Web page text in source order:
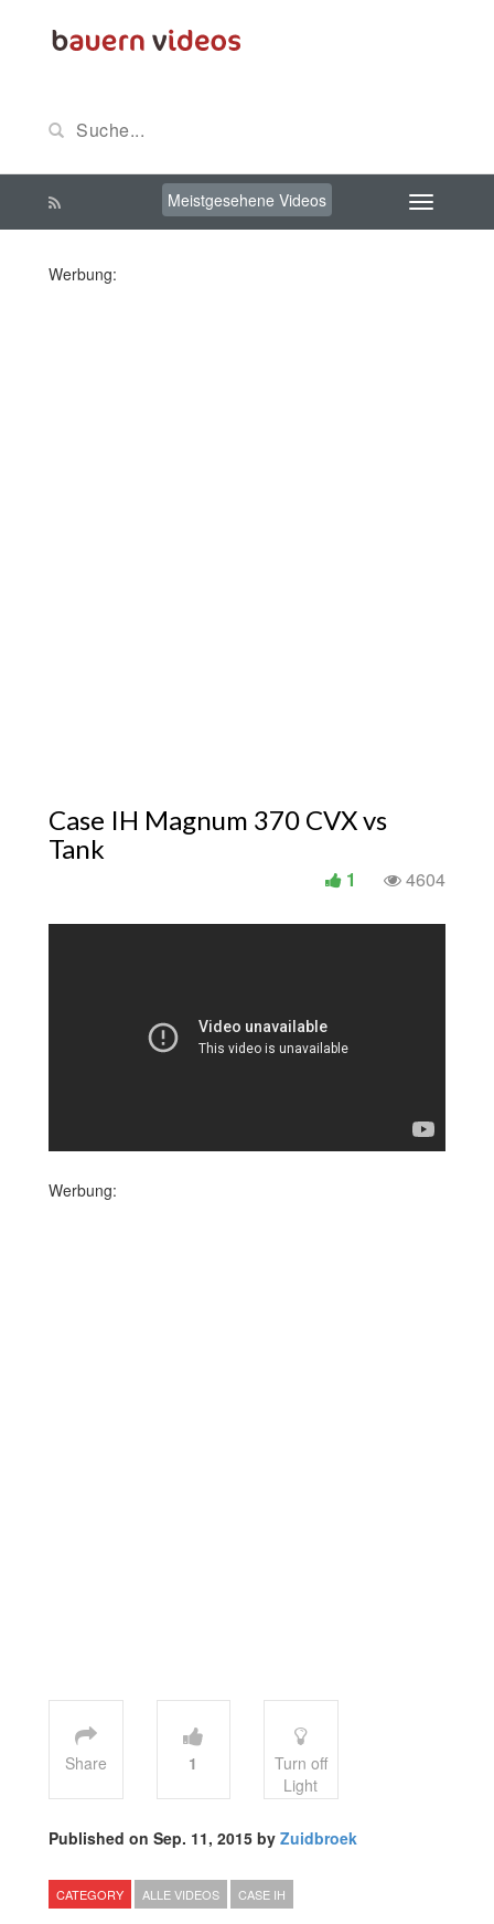
Meistgesehene Videos
Werbung:
Case IH Magnum 370 CVX vs
Tank
4604
1
Werbung:
Share 1
Turn off
Light
Published on Sep. 11, 2015 by Zuidbroek
CATEGORY ALLE VIDEOS CASE IH